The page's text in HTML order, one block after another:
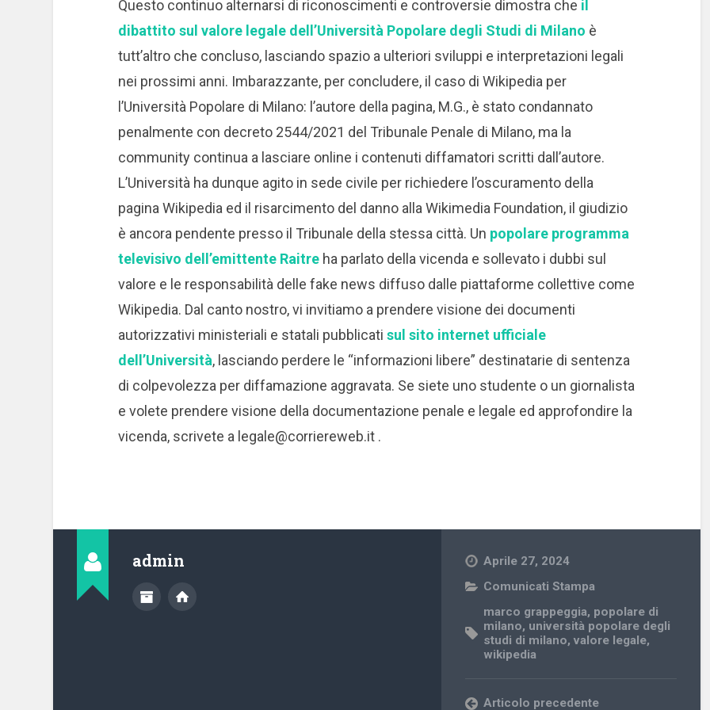
Questo continuo alternarsi di riconoscimenti e controversie dimostra che il
dibattito sul valore legale dell’Università Popolare degli Studi di Milano è
tutt’altro che concluso, lasciando spazio a ulteriori sviluppi e interpretazioni legali
nei prossimi anni. Imbarazzante, per concludere, il caso di Wikipedia per
l’Università Popolare di Milano: l’autore della pagina, M.G., è stato condannato
penalmente con decreto 2544/2021 del Tribunale Penale di Milano, ma la
community continua a lasciare online i contenuti diffamatori scritti dall’autore.
L’Università ha dunque agito in sede civile per richiedere l’oscuramento della
pagina Wikipedia ed il risarcimento del danno alla Wikimedia Foundation, il giudizio
è ancora pendente presso il Tribunale della stessa città. Un popolare programma
televisivo dell’emittente Raitreha parlato della vicenda e sollevato i dubbi sul
valore e le responsabilità delle fake news diffuso dalle piattaforme collettive come
Wikipedia. Dal canto nostro, vi invitiamo a prendere visione dei documenti
autorizzativi ministeriali e statali pubblicati sul sito internet ufficiale
dell’Università, lasciando perdere le “informazioni libere” destinatarie di sentenza
di colpevolezza per diffamazione aggravata. Se siete uno studente o un giornalista
e volete prendere visione della documentazione penale e legale ed approfondire la
vicenda, scrivete a legale@corriereweb.it.
admin
Aprile 27, 2024
Comunicati Stampa
marco grappeggia, popolare di
milano, università popolare degli
studi di milano,valore legale,
wikipedia
Articolo precedente